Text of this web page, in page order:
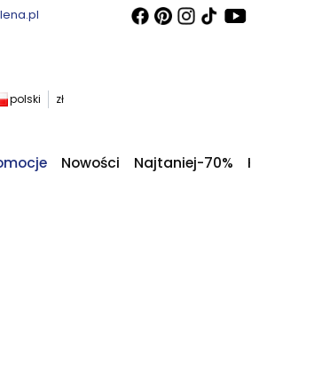
w koszyku: 0. Zobacz szczegóły
polski zł
Nowości Najtaniej-70% Kupony